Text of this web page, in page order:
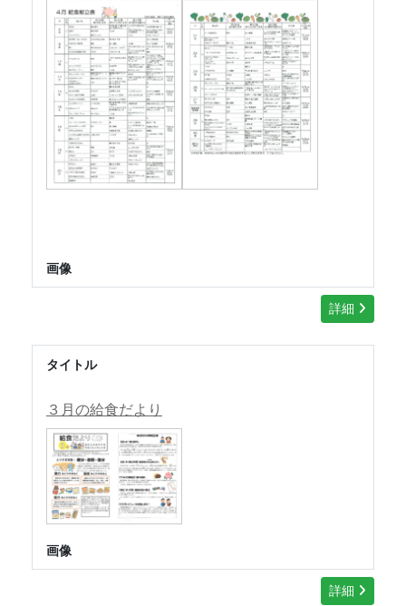
画像
詳細
タイトル
３月の給食だより
画像
詳細